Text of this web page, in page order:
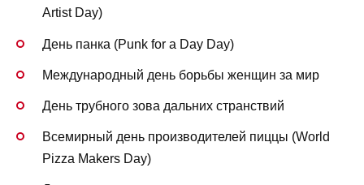
Artist Day)
День панка (Punk for a Day Day)
Международный день борьбы женщин за мир
День трубного зова дальних странствий
Всемирный день производителей пиццы (World
Pizza Makers Day)